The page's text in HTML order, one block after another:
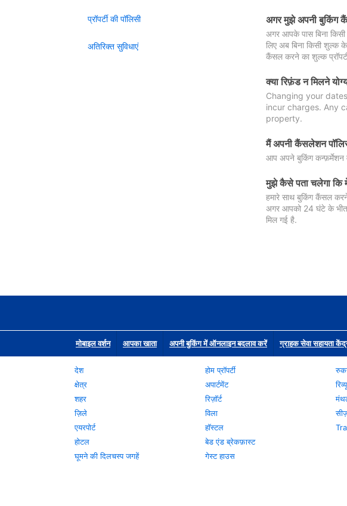
प्रॉपर्टी की पॉलिसी
अतिरिक्त सुविधाएं
अगर मुझे अपनी बुकिंग
अगर आपके पास बिना
लिए अब बिना किसी शुल्क
कैंसल करने का शुल्क
क्या रिफ़ंड न मिलने
Changing your
incur charges. Any
property.
मैं अपनी कैंसलेशन
आप अपने बुकिंग
मुझे कैसे पता चलेगा कि
हमारे साथ बुकिंग कैंसल
अगर आपको 24 घंटे के
मिल गई है.
मोबाइल वर्शन आपका खाता अपनी बुकिंग में ऑनलाइन बदलाव करें ग्राहक सेवा सहायता
देश
क्षेत्र
शहर
ज़िले
एयरपोर्ट
होटल
घूमने की दिलचस्प जगहें
होम प्रॉपर्टी
अपार्टमेंट
रिज़ॉर्ट
विला
हॉस्टल
बेड एंड ब्रेकफ़ास्ट
गेस्ट हाउस
रिव्यू